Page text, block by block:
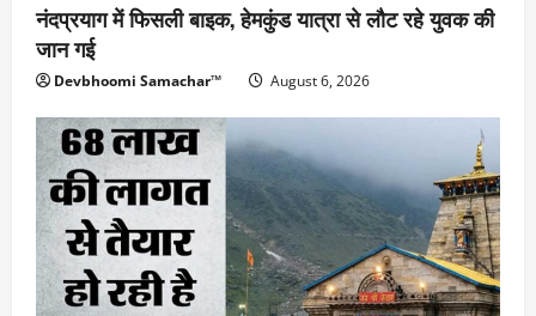
नंदप्रयाग में फिसली बाइक, हेमकुंड यात्रा से लौट रहे युवक की
जान गई
Devbhoomi Samachar™ August 6, 2026